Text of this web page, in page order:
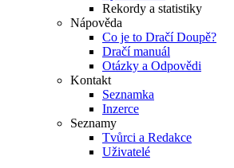
Rekordy a statistiky
Nápověda
Co je to Dračí Doupě?
Dračí manuál
Otázky a Odpovědi
Kontakt
Seznamka
Inzerce
Seznamy
Tvůrci a Redakce
Uživatelé